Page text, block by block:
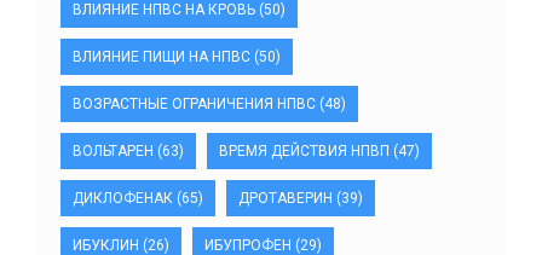
ВЛИЯНИЕ НПВС НА КРОВЬ (50)
ВЛИЯНИЕ ПИЩИ НА НПВС (50)
ВОЗРАСТНЫЕ ОГРАНИЧЕНИЯ НПВС (48)
ВОЛЬТАРЕН (63) ВРЕМЯ ДЕЙСТВИЯ НПВП (47)
ДИКЛОФЕНАК (65) ДРОТАВЕРИН (39)
ИБУКЛИН (26) ИБУПРОФЕН (29)